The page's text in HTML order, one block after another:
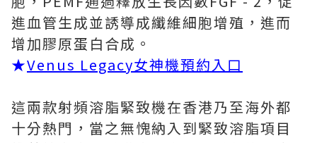
進血管生成並誘導成纖維細胞增殖，進而
增加膠原蛋白合成。
★Venus Legacy女神機預約入口
這兩款射頻溶脂緊致機在香港乃至海外都
十分熱門，當之無愧納入到緊致溶脂項目